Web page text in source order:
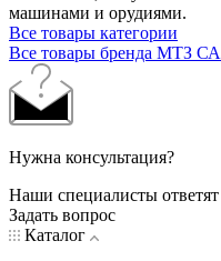
машинами и орудиями.
Все товары категории
Все товары бренда МТЗ
Нужна консультация?
Наши специалисты
Задать вопрос
Каталог